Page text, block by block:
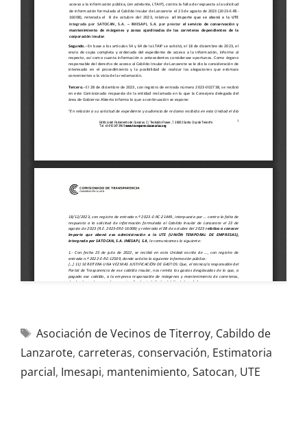
Asociación de Vecinos de Titerroy, Cabildo de
Lanzarote, carreteras, conservación, Estimatoria
parcial, Imesapi, mantenimiento, Satocan, UTE